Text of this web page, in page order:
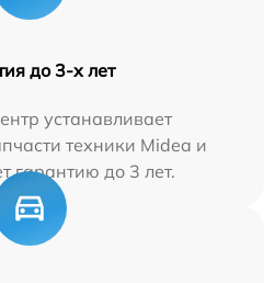
до 3-х лет
устанавливает
техники Midea и
гарантию до 3 лет.